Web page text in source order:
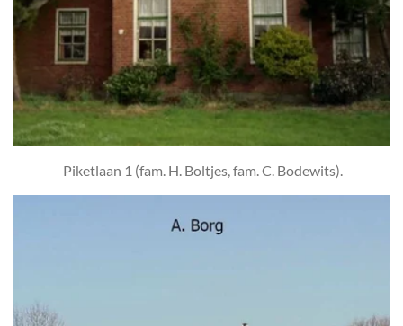
Piketlaan 1 (fam. H. Boltjes, fam. C. Bodewits).